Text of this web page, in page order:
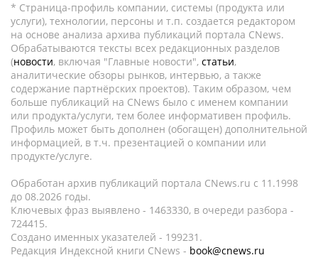
* Страница-профиль компании, системы (продукта или
услуги), технологии, персоны и т.п. создается редактором
на основе анализа архива публикаций портала CNews.
Обрабатываются тексты всех редакционных разделов
(новости, включая "Главные новости", статьи,
аналитические обзоры рынков, интервью, а также
содержание партнёрских проектов). Таким образом, чем
больше публикаций на CNews было с именем компании
или продукта/услуги, тем более информативен профиль.
Профиль может быть дополнен (обогащен) дополнительной
информацией, в т.ч. презентацией о компании или
продукте/услуге.
Обработан архив публикаций портала CNews.ru c 11.1998
до 08.2026 годы.
Ключевых фраз выявлено - 1463330, в очереди разбора -
724415.
Создано именных указателей - 199231.
Редакция Индексной книги CNews - book@cnews.ru